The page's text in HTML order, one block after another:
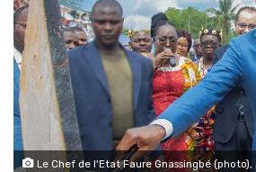
Le Chef de l'Etat Faure Gnassingbé